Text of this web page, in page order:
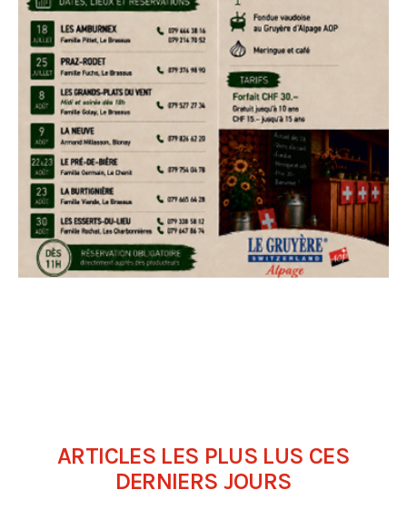
ARTICLES LES PLUS LUS CES
DERNIERS JOURS